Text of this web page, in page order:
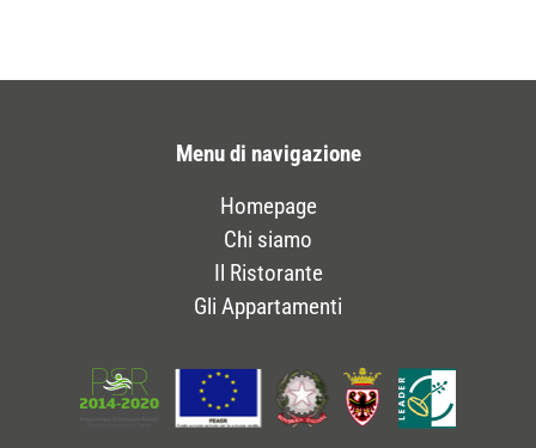
Menu di navigazione
Homepage
Chi siamo
Il Ristorante
Gli Appartamenti